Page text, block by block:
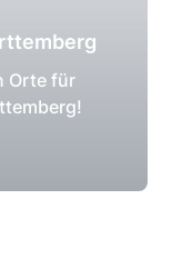
Orte für